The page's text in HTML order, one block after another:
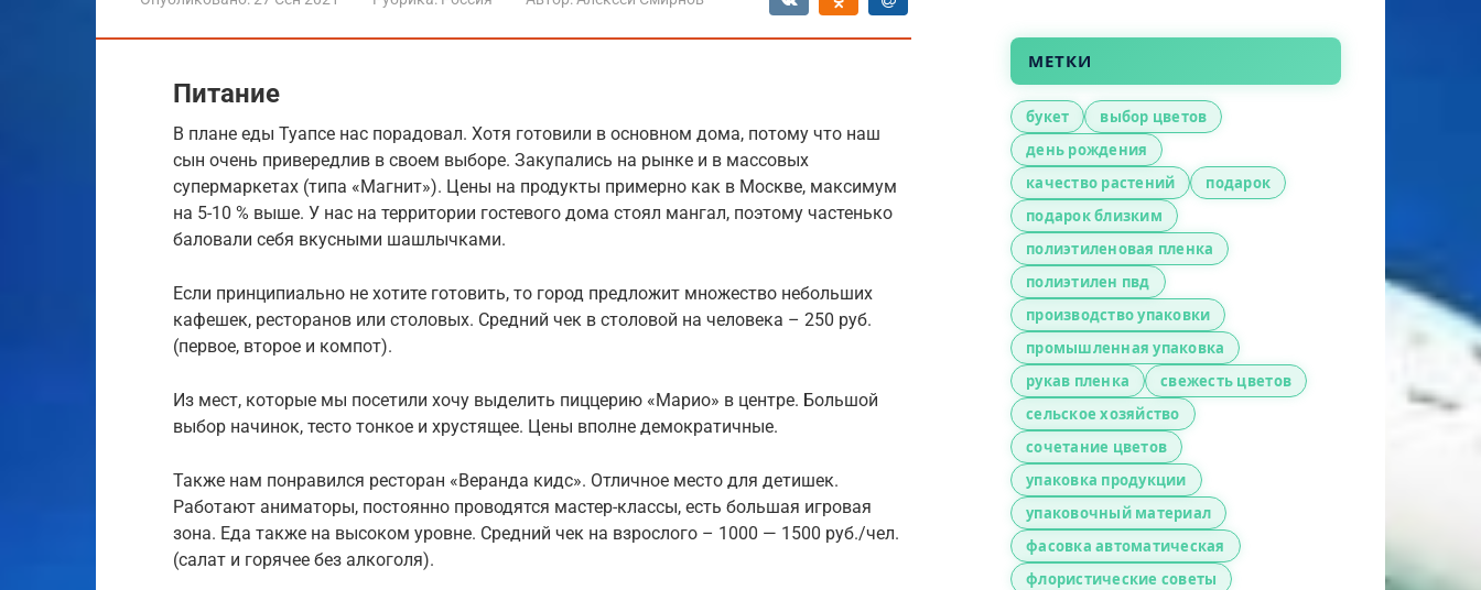
Питание
В плане еды Туапсе нас порадовал. Хотя готовили в основном дома, потому что наш
сын очень привередлив в своем выборе. Закупались на рынке и в массовых
супермаркетах (типа «Магнит»). Цены на продукты примерно как в Москве, максимум
на 5-10 % выше. У нас на территории гостевого дома стоял мангал, поэтому частенько
баловали себя вкусными шашлычками.
Если принципиально не хотите готовить, то город предложит множество небольших
кафешек, ресторанов или столовых. Средний чек в столовой на человека – 250 руб.
(первое, второе и компот).
Из мест, которые мы посетили хочу выделить пиццерию «Марио» в центре. Большой
выбор начинок, тесто тонкое и хрустящее. Цены вполне демократичные.
Также нам понравился ресторан «Веранда кидс». Отличное место для детишек.
Работают аниматоры, постоянно проводятся мастер-классы, есть большая игровая
зона. Еда также на высоком уровне. Средний чек на взрослого – 1000 — 1500 руб./чел.
(салат и горячее без алкоголя).
МЕТКИ
букет
выбор цветов
день рождения
качество растений
подарок
подарок близким
полиэтиленовая пленка
полиэтилен пвд
производство упаковки
промышленная упаковка
рукав пленка
свежесть цветов
сельское хозяйство
сочетание цветов
упаковка продукции
упаковочный материал
фасовка автоматическая
флористические советы